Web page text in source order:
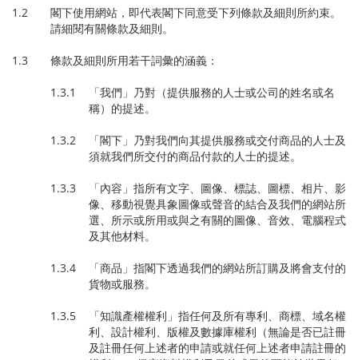
1.2 閣下使用網站，即代表閣下同意受下列條款及細則所約束。
請細閱有關條款及細則。
1.3 條款及細則所用若干詞彙的涵義：
1.3.1 「我們」乃對（提供服務的人士或公司的姓名或名
稱）的提述。
1.3.2 「閣下」乃對我們向其提供服務或交付商品的人士及
須就我們所交付的商品付款的人士的提述。
1.3.3 「內容」指所有文字、圖像、標誌、圖標、相片、影
像、移動視覺具象圖像或聲音的結合及我們的網站所
選、所示或所用或與之有關的圖像、音效、電腦程式
及其他材料。
1.3.4 「商品」指閣下透過我們的網站所訂購及將會支付的
貨物或服務。
1.3.5 「知識產權權利」指任何及所有專利、商標、域名權
利、設計權利、版權及數據庫權利（無論是否已註冊
及註冊任何上述者的申請或就任何上述者申請註冊的